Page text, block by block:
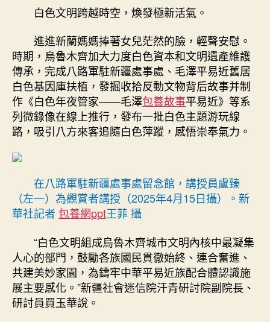
白色文明跨越時空，煥發極新活氣。
進進新蘭媽媽捧著女兒茫然的臉，輕聲安慰。
時期，烏魯木齊加大力度白色資本和文明遺產維護
傳承，完成八路軍駐新疆處事處、毛澤平易近舊居
白色基因庫扶植，發掘收拾反動文物背后故事并制
作《白色年夜管家——毛澤包養故事平易近》等系
列微錄像在線上推行，發布一批白色主題游玩線
路，吸引八方來客追隨白色萍蹤，感悟崇奉氣力。
在八路軍駐新疆處事處留念館，講授員盧臻
（左一）為觀賞者講授（2025年4月15日攝）。新
華社記者 包養網ppt王菲 攝
“白色文明組成烏魯木齊城市文明內核中最凝集
人心的部門，鼓勵各族國民貫徹始終、連合奮進、
共建美妙家園，為鑄牢中華平易近族配合體認識施
展主要感化。”新疆社會迷信院汗青研討院副院長、
研討員買玉華說。